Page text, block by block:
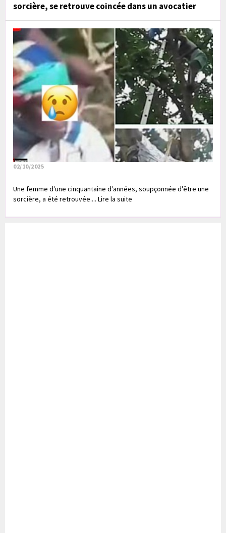
sorcière, se retrouve coincée dans un avocatier
02/10/2025
Une femme d'une cinquantaine d'années, soupçonnée d'être une
sorcière, a été retrouvée.... Lire la suite